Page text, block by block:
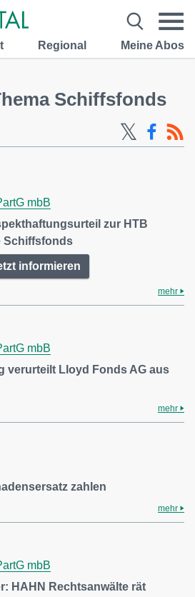
Regional Meine Abos
Schiffsfonds
mbB
zur HTB
Schiffsfonds
informieren
mehr
mbB
verurteilt Lloyd Fonds AG aus
mehr
zahlen
mehr
mbB
HAHN Rechtsanwälte rät